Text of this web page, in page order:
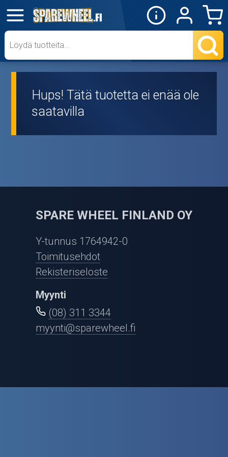
✕
Mopon osat
Skootterin osat
Crossipyörän osat
Ajovarusteet
Nastarenkaat
Renkaat ja vanteet
Öljyt ja kemikaalit
Outlet-tuotteet
Hups! Tätä tuotetta ei enää ole
saatavilla
SPARE WHEEL FINLAND OY
Y-tunnus 1764942-0
Toimitusehdot
Rekisteriseloste
Myynti
(08) 311 3344
myynti@sparewheel.fi